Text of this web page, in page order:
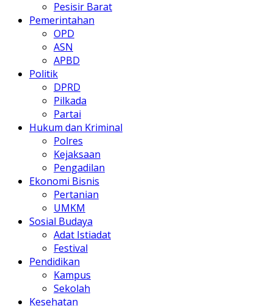
Pesisir Barat
Pemerintahan
OPD
ASN
APBD
Politik
DPRD
Pilkada
Partai
Hukum dan Kriminal
Polres
Kejaksaan
Pengadilan
Ekonomi Bisnis
Pertanian
UMKM
Sosial Budaya
Adat Istiadat
Festival
Pendidikan
Kampus
Sekolah
Kesehatan